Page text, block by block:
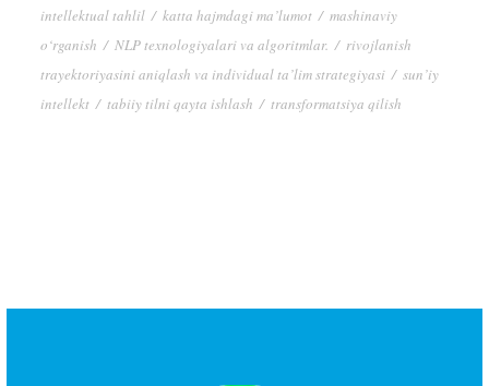
intellektual tahlil / katta hajmdagi ma’lumot / mashinaviy
o‘rganish / NLP texnologiyalari va algoritmlar. / rivojlanish
trayektoriyasini aniqlash va individual ta’lim strategiyasi / sun’iy
intellekt / tabiiy tilni qayta ishlash / transformatsiya qilish